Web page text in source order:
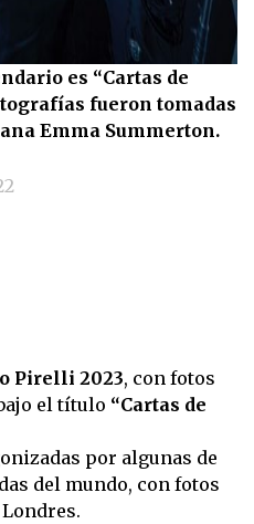
es “Cartas de
fueron tomadas
Emma Summerton.
Pirelli 2023, con fotos
el título “Cartas de
por algunas de
del mundo, con fotos